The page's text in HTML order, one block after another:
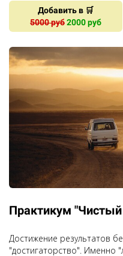
Добавить в 🛒
5000 руб2000 руб
Практикум "Чистый
Достижение результатов
"достигаторство". Именно